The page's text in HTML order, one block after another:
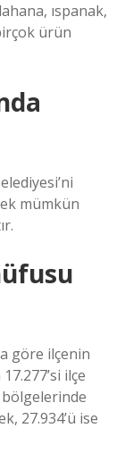
ıspanak,
ürün
mümkün
göre ilçenin
ilçe
bölgelerinde
27.934’ü ise